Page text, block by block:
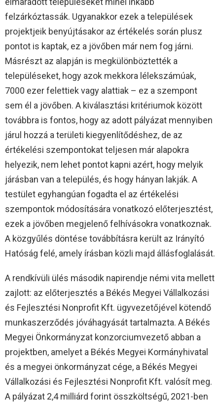
felzárkóztassák. Ugyanakkor ezek a települések
projektjeik benyújtásakor az értékelés során plusz
pontot is kaptak, ez a jövőben már nem fog járni.
Másrészt az alapján is megkülönböztették a
településeket, hogy azok mekkora lélekszámúak,
7000 ezer felettiek vagy alattiak – ez a szempont
sem él a jövőben. A kiválasztási kritériumok között
továbbra is fontos, hogy az adott pályázat mennyiben
járul hozzá a területi kiegyenlítődéshez, de az
értékelési szempontokat teljesen már alapokra
helyezik, nem lehet pontot kapni azért, hogy melyik
járásban van a település, és hogy hányan lakják. A
testület egyhangúan fogadta el az értékelési
szempontok módosítására vonatkozó előterjesztést,
ezek a jövőben megjelenő felhívásokra vonatkoznak.
A közgyűlés döntése továbbításra került az Irányító
Hatóság felé, amely írásban közli majd állásfoglalását.
A rendkívüli ülés második napirendje némi vita mellett
zajlott: az előterjesztés a Békés Megyei Vállalkozási
és Fejlesztési Nonprofit Kft. ügyvezetőjével kötendő
munkaszerződés jóváhagyását tartalmazta. A Békés
Megyei Önkormányzat konzorciumvezető abban a
projektben, amelyet a Békés Megyei Kormányhivatal
és a megyei önkormányzat cége, a Békés Megyei
Vállalkozási és Fejlesztési Nonprofit Kft. valósít meg.
A pályázat 2,4 milliárd forint összköltségű, 2021-ben